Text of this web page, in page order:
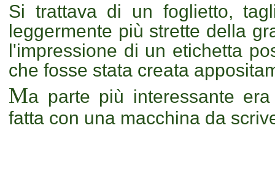
Si trattava di un foglietto,
leggermente più strette della
l'impressione di un etichetta
che fosse stata creata
Ma parte più interessante
fatta con una macchina da